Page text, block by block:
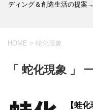
ディング＆創造生活の提案
HOME > 蛇化現象
「 蛇化現象 」
【蛙